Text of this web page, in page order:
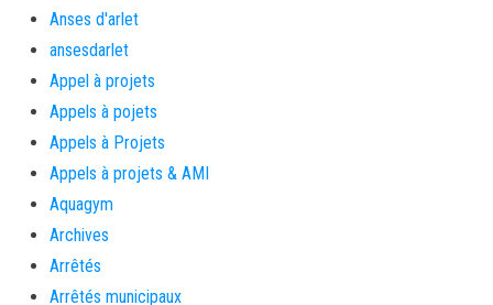
Anses d'arlet
ansesdarlet
Appel à projets
Appels à pojets
Appels à Projets
Appels à projets & AMI
Aquagym
Archives
Arrêtés
Arrêtés municipaux